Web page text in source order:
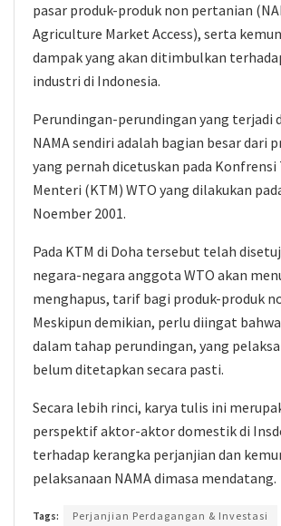
pasar produk-produk non pertanian
Agriculture Market Access), serta
dampak yang akan ditimbulkan
industri di Indonesia.
Perundingan-perundingan yang terjadi
NAMA sendiri adalah bagian besar dari
yang pernah dicetuskan pada
Menteri (KTM) WTO yang dilakukan
Noember 2001.
Pada KTM di Doha tersebut telah
negara-negara anggota WTO akan
menghapus, tarif bagi produk-produk
Meskipun demikian, perlu diingat
dalam tahap perundingan, yang
belum ditetapkan secara pasti.
Secara lebih rinci, karya tulis ini
perspektif aktor-aktor domestik di
terhadap kerangka perjanjian dan
pelaksanaan NAMA dimasa mendatang.
Tags: Perjanjian Perdagangan & Investasi